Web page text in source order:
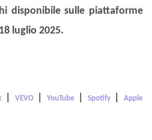
disponibile sulle piattaforme
luglio 2025.
VEVO| YouTube Spotify|Apple